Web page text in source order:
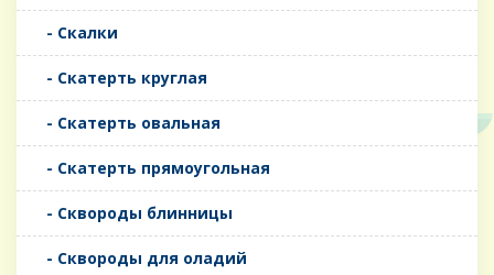
- Скалки
- Скатерть круглая
- Скатерть овальная
- Скатерть прямоугольная
- Сквороды блинницы
- Сквороды для оладий